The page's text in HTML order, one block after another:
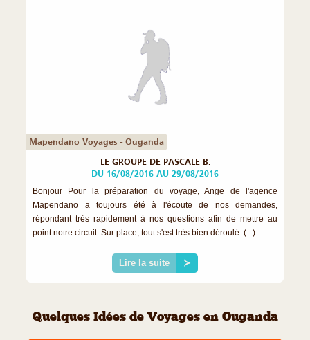
Mapendano Voyages - Ouganda
LE GROUPE DE PASCALE B.
DU 16/08/2016 AU 29/08/2016
Bonjour Pour la préparation du voyage, Ange de l'agence
Mapendano a toujours été à l'écoute de nos demandes,
répondant très rapidement à nos questions afin de mettre au
point notre circuit. Sur place, tout s'est très bien déroulé. (...)
Lire la suite ≻
Quelques Idées de Voyages en Ouganda